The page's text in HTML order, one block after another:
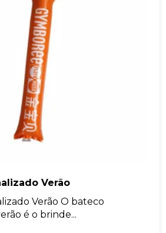
Verão
Verão O bateco
é o brinde...